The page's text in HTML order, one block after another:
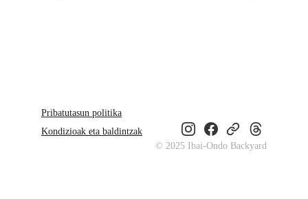
© 2025 Ibai-Ondo Backyard
Pribatutasun politika
Kondizioak eta baldintzak